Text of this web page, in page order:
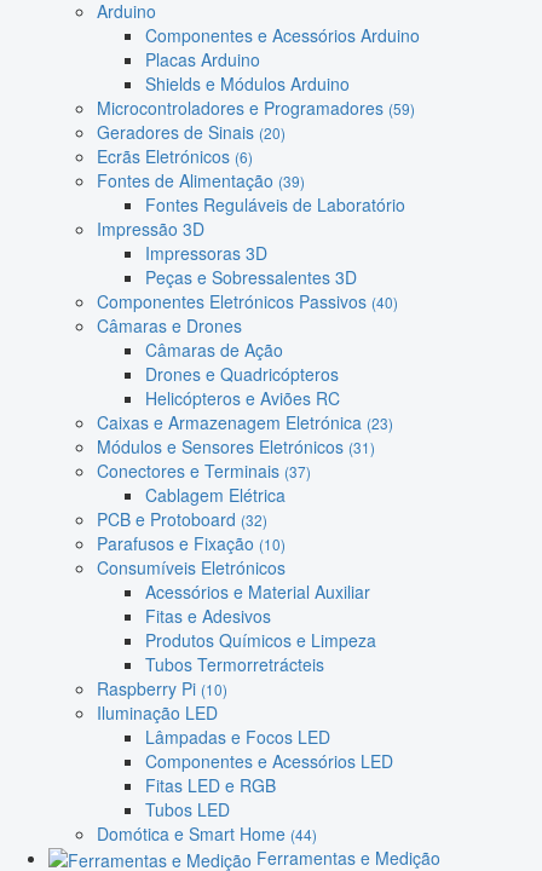
Arduino
Componentes e Acessórios Arduino
Placas Arduino
Shields e Módulos Arduino
Microcontroladores e Programadores (59)
Geradores de Sinais (20)
Ecrãs Eletrónicos (6)
Fontes de Alimentação (39)
Fontes Reguláveis de Laboratório
Impressão 3D
Impressoras 3D
Peças e Sobressalentes 3D
Componentes Eletrónicos Passivos (40)
Câmaras e Drones
Câmaras de Ação
Drones e Quadricópteros
Helicópteros e Aviões RC
Caixas e Armazenagem Eletrónica (23)
Módulos e Sensores Eletrónicos (31)
Conectores e Terminais (37)
Cablagem Elétrica
PCB e Protoboard (32)
Parafusos e Fixação (10)
Consumíveis Eletrónicos
Acessórios e Material Auxiliar
Fitas e Adesivos
Produtos Químicos e Limpeza
Tubos Termorretrácteis
Raspberry Pi (10)
Iluminação LED
Lâmpadas e Focos LED
Componentes e Acessórios LED
Fitas LED e RGB
Tubos LED
Domótica e Smart Home (44)
Ferramentas e Medição